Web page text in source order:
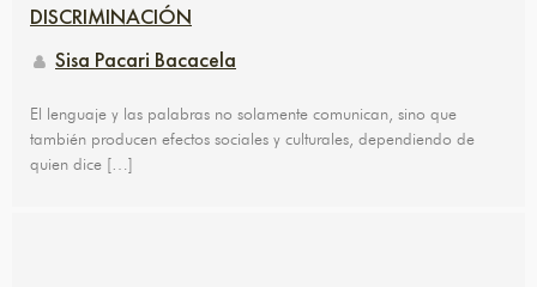
DISCRIMINACIÓN
Sisa Pacari Bacacela
El lenguaje y las palabras no solamente comunican, sino que
también producen efectos sociales y culturales, dependiendo de
quien dice […]